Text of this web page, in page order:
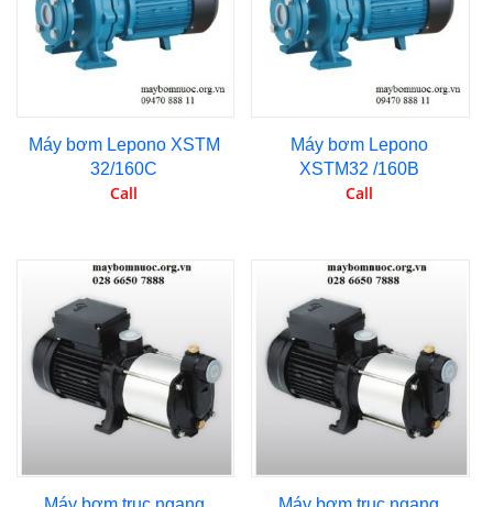
Máy bơm Lepono XSTM
32/160C
Call
Máy bơm Lepono
XSTM32 /160B
Call